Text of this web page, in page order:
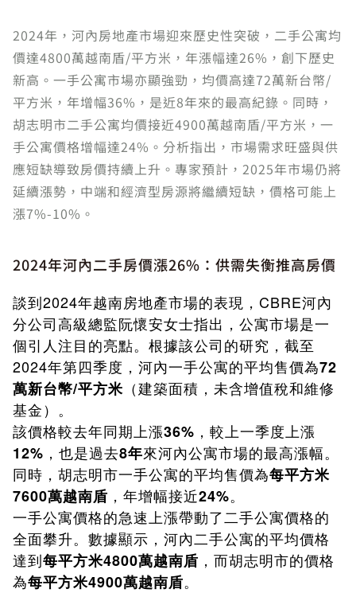
2024年，河內房地產市場迎來歷史性突破，二手公寓均
價達4800萬越南盾/平方米，年漲幅達26%，創下歷史
新高。一手公寓市場亦顯強勁，均價高達72萬新台幣/
平方米，年增幅36%，是近8年來的最高紀錄。同時，
胡志明市二手公寓均價接近4900萬越南盾/平方米，一
手公寓價格增幅達24%。分析指出，市場需求旺盛與供
應短缺導致房價持續上升。專家預計，2025年市場仍將
延續漲勢，中端和經濟型房源將繼續短缺，價格可能上
漲7%-10%。
2024年河內二手房價漲26%：供需失衡推高房價
談到2024年越南房地產市場的表現，CBRE河內
分公司高級總監阮懷安女士指出，公寓市場是一
個引人注目的亮點。根據該公司的研究，截至
2024年第四季度，河內一手公寓的平均售價為72
萬新台幣/平方米 （建築面積，未含增值稅和維修
基金）。
該價格較去年同期上漲36% ，較上一季度上漲
12% ，也是過去8年來河內公寓市場的最高漲幅。
同時，胡志明市一手公寓的平均售價為每平方米
7600萬越南盾 ，年增幅接近24%。
一手公寓價格的急速上漲帶動了二手公寓價格的
全面攀升。數據顯示，河內二手公寓的平均價格
達到每平方米4800萬越南盾 ，而胡志明市的價格
為每平方米4900萬越南盾。